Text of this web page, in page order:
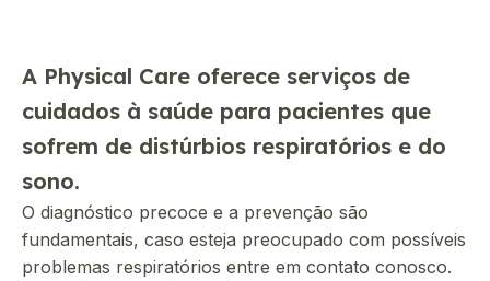
A Physical Care oferece serviços de
cuidados à saúde para pacientes que
sofrem de distúrbios respiratórios e do
sono.
O diagnóstico precoce e a prevenção são
fundamentais, caso esteja preocupado com possíveis
problemas respiratórios entre em contato conosco.